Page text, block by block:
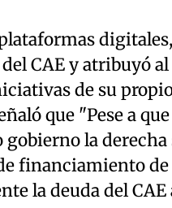
CAE y atribuyó
de su
que "Pese a
la
financiamiento
la deuda del CAE